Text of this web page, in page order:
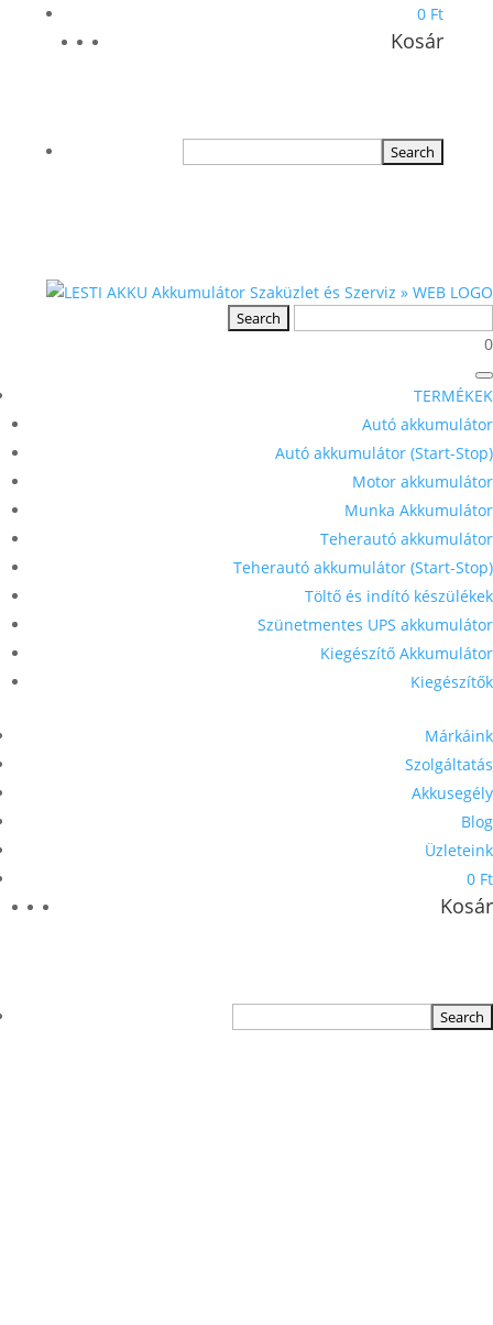
0 Ft
Kosár
0
TERMÉKEK
Autó akkumulátor
Autó akkumulátor (Start-Stop)
Motor akkumulátor
Munka Akkumulátor
Teherautó akkumulátor
Teherautó akkumulátor (Start-Stop)
Töltő és indító készülékek
Szünetmentes UPS akkumulátor
Kiegészítő Akkumulátor
Kiegészítők
Márkáink
Szolgáltatás
Akkusegély
Blog
Üzleteink
0 Ft
Kosár